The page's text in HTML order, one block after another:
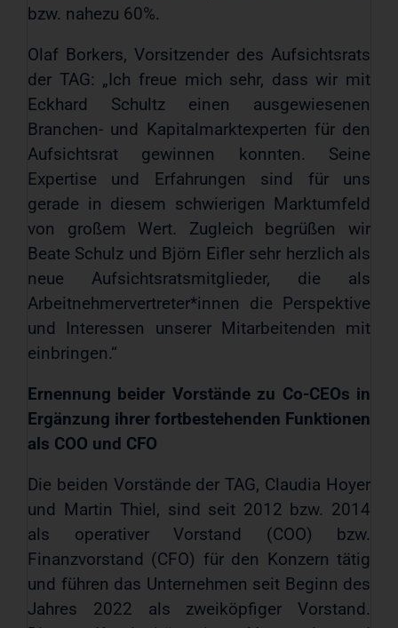
bzw. nahezu 60%.
Olaf Borkers, Vorsitzender des Aufsichtsrats
der TAG: „Ich freue mich sehr, dass wir mit
Eckhard Schultz einen ausgewiesenen
Branchen- und Kapitalmarktexperten für den
Aufsichtsrat gewinnen konnten. Seine
Expertise und Erfahrungen sind für uns
gerade in diesem schwierigen Marktumfeld
von großem Wert. Zugleich begrüßen wir
Beate Schulz und Björn Eifler sehr herzlich als
neue Aufsichtsratsmitglieder, die als
Arbeitnehmervertreter*innen die Perspektive
und Interessen unserer Mitarbeitenden mit
einbringen.“
Ernennung beider Vorstände zu Co-CEOs in
Ergänzung ihrer fortbestehenden Funktionen
als COO und CFO
Die beiden Vorstände der TAG, Claudia Hoyer
und Martin Thiel, sind seit 2012 bzw. 2014
als operativer Vorstand (COO) bzw.
Finanzvorstand (CFO) für den Konzern tätig
und führen das Unternehmen seit Beginn des
Jahres 2022 als zweiköpfiger Vorstand.